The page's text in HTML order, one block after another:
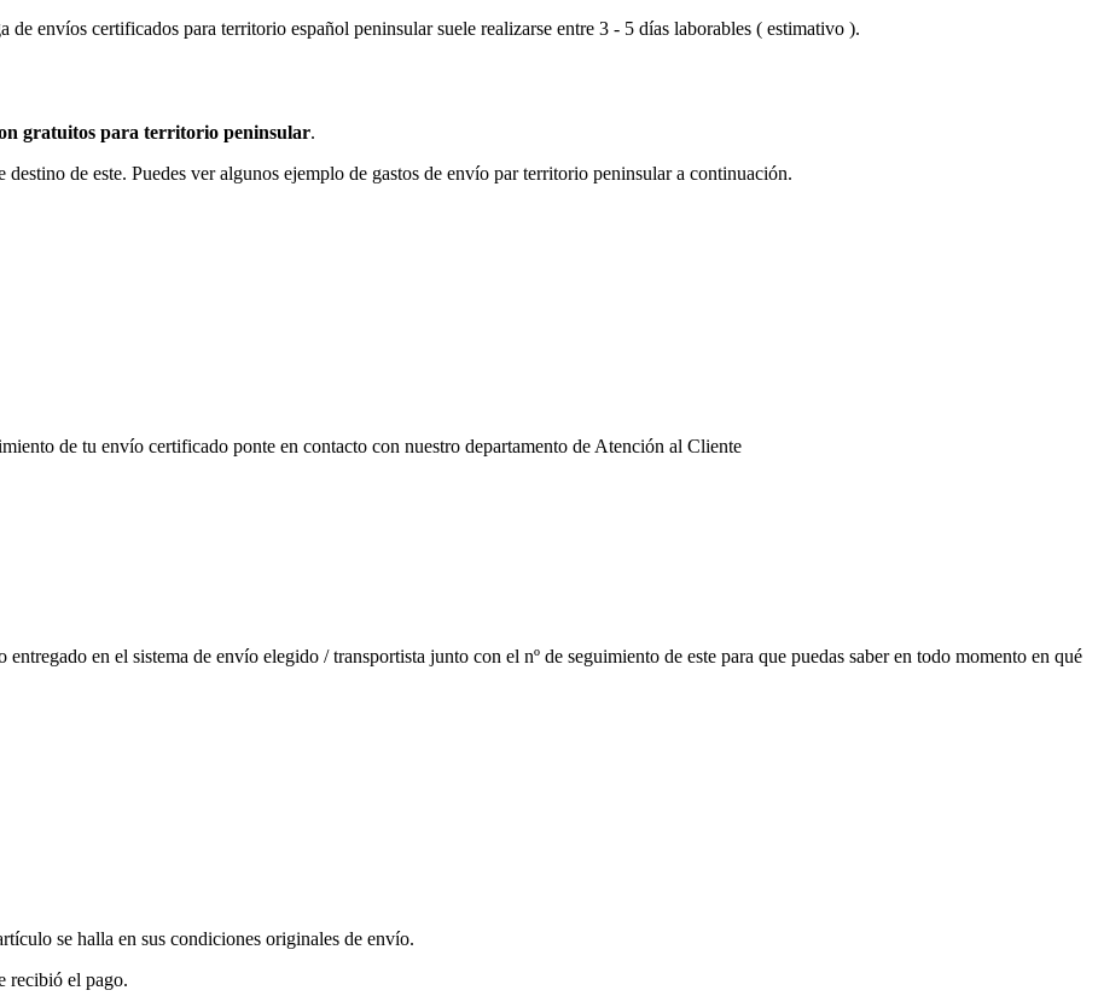
envíos certificados para territorio español peninsular suele realizarse entre 3 - 5 días laborables ( estimativo ).
gratuitos para territorio peninsular.
de este. Puedes ver algunos ejemplo de gastos de envío par territorio peninsular a continuación.
de tu envío certificado ponte en contacto con nuestro departamento de Atención al Cliente
en el sistema de envío elegido / transportista junto con el nº de seguimiento de este para que puedas saber en todo momento en qué
se halla en sus condiciones originales de envío.
recibió el pago.